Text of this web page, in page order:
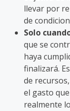
llevar por
de
Solo
que se
haya
finalizará.
de
el gasto
realmente